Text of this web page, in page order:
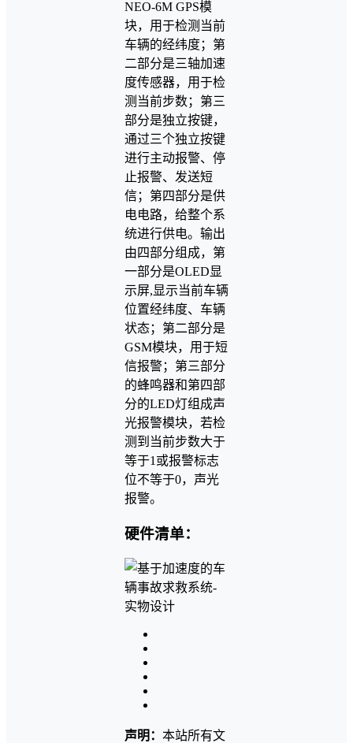
NEO-6M GPS模
块，用于检测当前
车辆的经纬度；第
二部分是三轴加速
度传感器，用于检
测当前步数；第三
部分是独立按键，
通过三个独立按键
进行主动报警、停
止报警、发送短
信；第四部分是供
电电路，给整个系
统进行供电。输出
由四部分组成，第
一部分是OLED显
示屏,显示当前车辆
位置经纬度、车辆
状态；第二部分是
GSM模块，用于短
信报警；第三部分
的蜂鸣器和第四部
分的LED灯组成声
光报警模块，若检
测到当前步数大于
等于1或报警标志
位不等于0，声光
报警。
硬件清单：
声明： 本站所有文